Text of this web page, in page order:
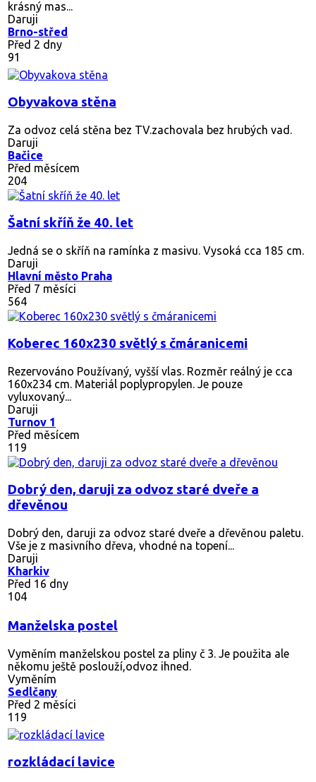
krásný mas...
Daruji
Brno-střed
Před 2 dny
91
Obyvakova stěna
Za odvoz celá stěna bez TV.zachovala bez hrubých vad.
Daruji
Bačice
Před měsícem
204
Šatní skříň že 40. let
Jedná se o skříň na ramínka z masivu. Vysoká cca 185 cm.
Daruji
Hlavní město Praha
Před 7 měsíci
564
Koberec 160x230 světlý s čmáranicemi
Rezervováno Používaný, vyšší vlas. Rozměr reálný je cca
160x234 cm. Materiál poplypropylen. Je pouze
vyluxovaný...
Daruji
Turnov 1
Před měsícem
119
Dobrý den, daruji za odvoz staré dveře a
dřevěnou
Dobrý den, daruji za odvoz staré dveře a dřevěnou paletu.
Vše je z masivního dřeva, vhodné na topení...
Daruji
Kharkiv
Před 16 dny
104
Manželska postel
Vyměním manželskou postel za pliny č 3. Je použita ale
někomu ještě poslouží,odvoz ihned.
Vyměním
Sedlčany
Před 2 měsíci
119
rozkládací lavice